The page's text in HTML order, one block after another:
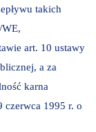
takich
art. 10 ustawy
a za
karna
czerwca 1995 r. o